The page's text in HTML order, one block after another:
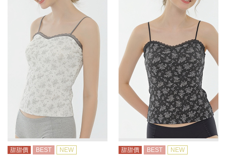
甜甜價 BEST NEW 甜甜價 BEST NEW